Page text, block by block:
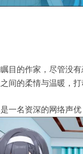
目的作家，尽管没
间的柔情与温暖，打
一名资深的网络声